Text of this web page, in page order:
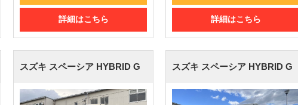
詳細はこちら 詳細はこちら
スズキ スペーシア HYBRID G スズキ スペーシア HYBRID G